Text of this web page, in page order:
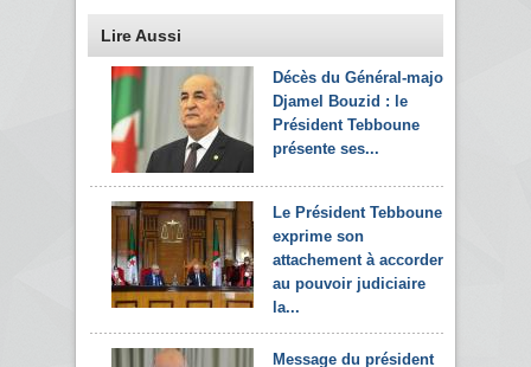
Lire Aussi
Décès du Général-major
Djamel Bouzid : le
Président Tebboune
présente ses...
Le Président Tebboune
exprime son
attachement à accorder
au pouvoir judiciaire
la...
Message du président